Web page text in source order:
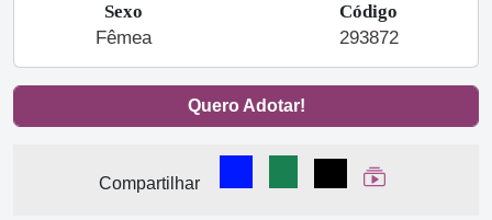
Sexo
Fêmea
Código
293872
Quero Adotar!
Compartilhar
Compartilhar no Facebook
Compartilhar no
Compartilhar
Ver Web Story